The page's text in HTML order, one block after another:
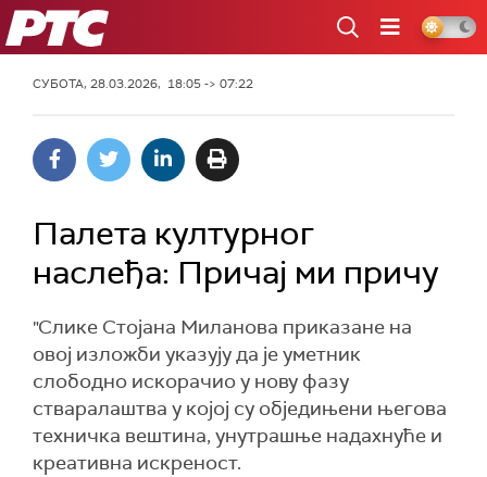
РТС
СУБОТА, 28.03.2026, 18:05 -> 07:22
Палета културног
наслеђа: Причај ми причу
"Слике Стојана Миланова приказане на
овој изложби указују да је уметник
слободно искорачио у нову фазу
стваралаштва у коjoj су обједињени његова
техничка вештина, унутрашње надахнуће и
креативна искреност.